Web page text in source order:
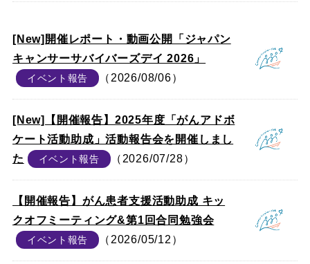
[New]開催レポート・動画公開「ジャパン
キャンサーサバイバーズデイ 2026」
イベント報告 （2026/08/06）
[New]【開催報告】2025年度「がんアドボ
ケート活動助成」活動報告会を開催しまし
た
イベント報告 （2026/07/28）
【開催報告】がん患者支援活動助成 キッ
クオフミーティング&第1回合同勉強会
イベント報告 （2026/05/12）